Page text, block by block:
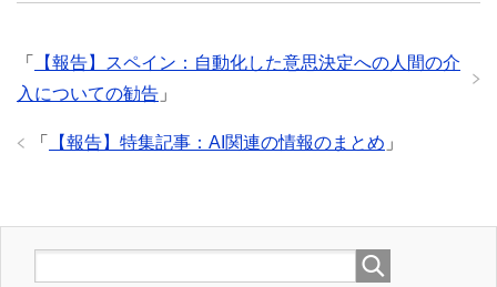
「
【報告】スペイン：自動化した意思決定への人間の介
入についての勧告 」
「 【報告】特集記事：AI関連の情報のまとめ 」